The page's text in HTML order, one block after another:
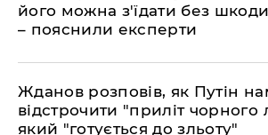
його можна з'їдати без
– пояснили експерти
Жданов розповів, як Путін
відстрочити "приліт чорного
який "готується до зльоту"